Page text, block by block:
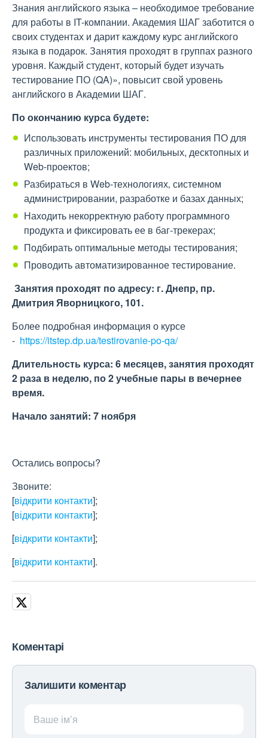
Знания английского языка – необходимое требование
для работы в IT-компании. Академия ШАГ заботится о
своих студентах и дарит каждому курс английского
языка в подарок. Занятия проходят в группах разного
уровня. Каждый студент, который будет изучать
тестирование ПО (QA)», повысит свой уровень
английского в Академии ШАГ.
По окончанию курса будете:
Использовать инструменты тестирования ПО для
различных приложений: мобильных, десктопных и
Web-проектов;
Разбираться в Web-технологиях‚ системном
администрировании, разработке и базах данных;
Находить некорректную работу программного
продукта и фиксировать ее в баг-трекерах;
Подбирать оптимальные методы тестирования;
Проводить автоматизированное тестирование.
Занятия проходят по адресу: г. Днепр, пр.
Дмитрия Яворницкого, 101.
Более подробная информация о курсе
- https://itstep.dp.ua/testirovanie-po-qa/
Длительность курса: 6 месяцев, занятия проходят
2 раза в неделю, по 2 учебные пары в вечернее
время.
Начало занятий: 7 ноября
Остались вопросы?
Звоните:
[відкрити контакти];
[відкрити контакти];
[відкрити контакти];
[відкрити контакти].
Коментарі
Залишити коментар
Ваше ім’я